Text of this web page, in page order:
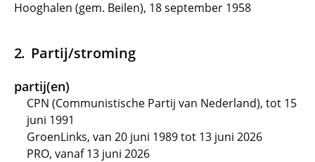
Hooghalen (gem. Beilen), 18 september 1958
Partij/stroming
partij(en)
CPN (Communistische Partij van Nederland), tot 15
juni 1991
GroenLinks, van 20 juni 1989 tot 13 juni 2026
PRO, vanaf 13 juni 2026